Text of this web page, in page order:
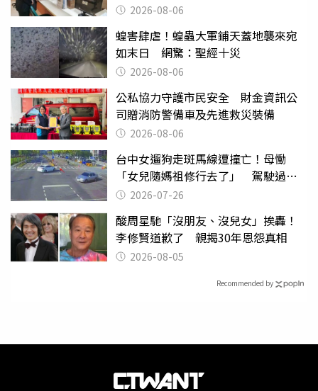
2026-08-06
蝗害肆虐！蝗蟲大軍鋪天蓋地襲來宛
如末日 網驚：聖經十災
2026-08-06
公私協力守護市民安全 財金資訊公
司贈消防警備車及先進救災裝備
2026-08-06
台中女遛狗走斑馬線遭撞亡！母慟
「女兒隨媽祖修行去了」 駕駛過失
致死判9月
2026-07-26
酸周星馳「沒朋友、沒兒女」挨轟！
李修賢道歉了 親揭30年恩怨真相
2026-08-05
Recommended by